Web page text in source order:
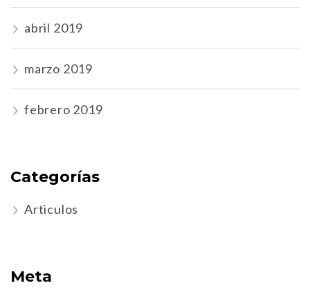
abril 2019
marzo 2019
febrero 2019
Categorías
Articulos
Meta